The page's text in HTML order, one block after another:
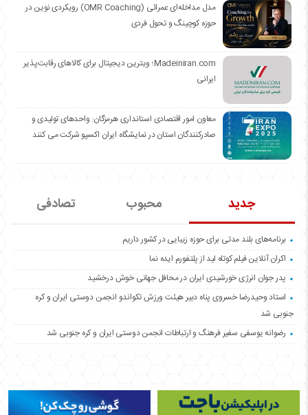
مدل مداخله‌ای عمرائی (OMR Coaching) رویکردی نوین در
حوزه کوچینگ و تحول فردی
Madeiniran.com؛ ویترین دیجیتال برای کالاهای رقابت‌پذیر
ایرانی
معاون امور اقتصادی استانداری هرمزگان: واحدهای تولیدی و
صادرکنندگان استان در نمایشگاه ایران اکسپو شرکت می کنند
جدید محبوب تصادفی
برنامه‌های بلند مدتی برای حوزه زیبایی در کشور داریم
اکران آنلاین فیلم کوتاه لید از پلتفورم ایده نما
پدر جوان انرژی خورشیدی ایران در محافل جهانی خوش درخشید
استاد وحیدرضا خسروی پناه دبیر هیئت ورزش تکواندو انجمن دوستی ایران و کره
جنوبی شد
رضوانه یوسفی سفیر فرهنگ و ارتباطات انجمن دوستی ایران و کره جنوبی شد